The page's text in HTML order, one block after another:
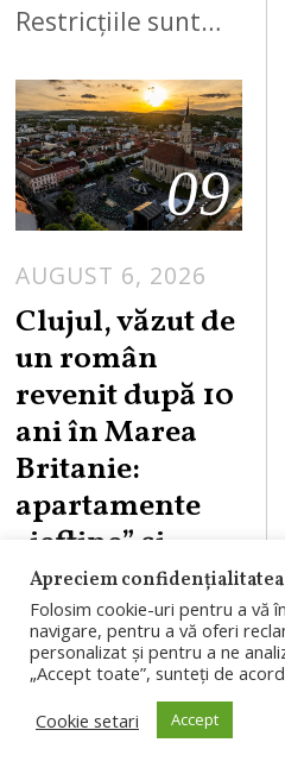
Restricțiile sunt…
09
AUGUST 6, 2026
Clujul, văzut de
un român
revenit după 10
ani în Marea
Britanie:
apartamente
„ieftine” și
trafic „lejer”
Un clujean revenit
după zece ani în
Marea Britanie
Apreciem
Folosim cookie-uri pentru a vă
navigare, pentru a vă oferi
personalizat și pentru a ne
„Accept toate”, sunteți de
Cookie setari
Accept